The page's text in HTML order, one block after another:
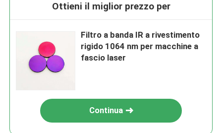
Ottieni il miglior prezzo per
Filtro a banda IR a rivestimento
rigido 1064 nm per macchine a
fascio laser
Continua